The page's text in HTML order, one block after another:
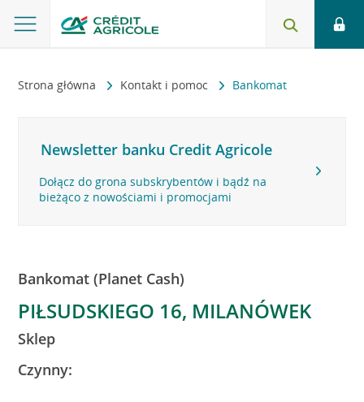
Strona główna Kontakt i pomoc Bankomat
Newsletter banku Credit Agricole
Dołącz do grona subskrybentów i bądź na
bieżąco z nowościami i promocjami
Bankomat (Planet Cash)
PIŁSUDSKIEGO 16, MILANÓWEK
Sklep
Czynny: